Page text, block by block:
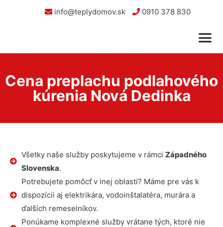
info@teplydomov.sk 0910 378 830
Cena preplachu podlahového
kúrenia Nová Dedinka
Všetky naše služby poskytujeme v rámci Západného
Slovenska.
Potrebujete pomôcť v inej oblasti? Máme pre vás k
dispozícii aj elektrikára, vodoinštalatéra, murára a
ďalších remeselníkov.
Ponúkame komplexné služby vrátane tých, ktoré nie